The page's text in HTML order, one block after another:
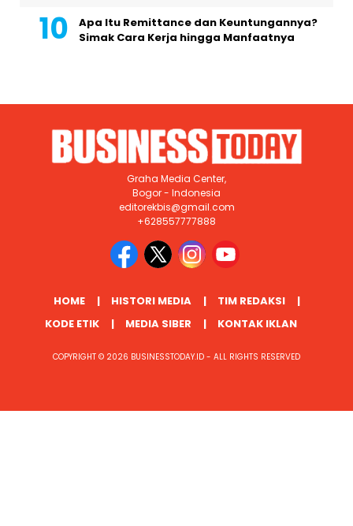
Apa Itu Remittance dan Keuntungannya?
Simak Cara Kerja hingga Manfaatnya
Graha Media Center,
Bogor - Indonesia
editorekbis@gmail.com
+628557777888
HOME HISTORI MEDIA
TIM REDAKSI
KODE ETIK
MEDIA SIBER KONTAK IKLAN
COPYRIGHT © 2026 BUSINESSTODAY.ID - ALL RIGHTS RESERVED